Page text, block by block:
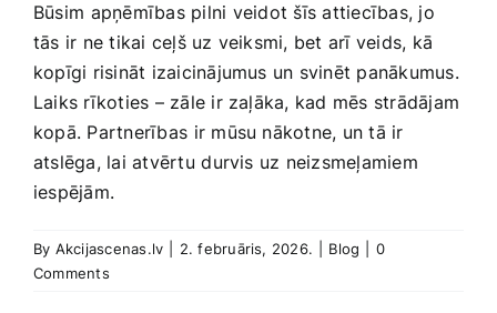
Būsim⁢ apņēmības pilni ⁢veidot šīs attiecības, jo
tās ir ne tikai ceļš uz veiksmi, bet arī veids, kā
kopīgi​ risināt izaicinājumus un svinēt panākumus.
Laiks rīkoties – zāle ir zaļāka, kad mēs strādājam
kopā. Partnerības ⁤ir mūsu nākotne, un tā ir
atslēga, ​lai atvērtu⁣ durvis uz neizsmeļamiem
iespējām.
By Akcijascenas.lv 2. februāris, 2026. Blog
0
Comments